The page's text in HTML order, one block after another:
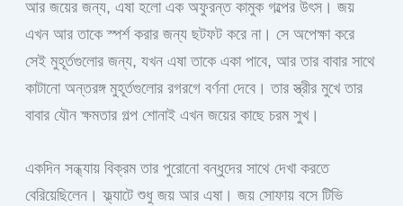
আর জয়ের জন্য, এষা হলো এক অফুরন্ত কামুক গল্পের উৎস। জয়
এখন আর তাকে স্পর্শ করার জন্য ছটফট করে না। সে অপেক্ষা করে
সেই মুহূর্তগুলোর জন্য, যখন এষা তাকে একা পাবে, আর তার বাবার সাথে
কাটানো অন্তরঙ্গ মুহূর্তগুলোর রগরগে বর্ণনা দেবে। তার স্ত্রীর মুখে তার
বাবার যৌন ক্ষমতার গল্প শোনাই এখন জয়ের কাছে চরম সুখ।
একদিন সন্ধ্যায় বিক্রম তার পুরোনো বন্ধুদের সাথে দেখা করতে
বেরিয়েছিলেন। ফ্ল্যাটে শুধু জয় আর এষা। জয় সোফায় বসে টিভি